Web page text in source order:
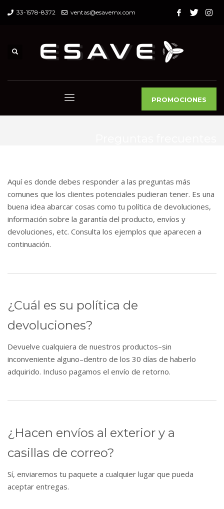
33-1578-8372 ventas@esavemx.com
PROMOCIONES
Aquí es donde debes responder a las preguntas más
comunes que los clientes potenciales pudieran tener. Es una
buena idea abarcar cosas como tu política de devoluciones,
información sobre la garantía del producto, envíos y
devoluciones, etc. Consulta los ejemplos que aparecen a
continuación.
¿Cuál es su política de
devoluciones?
Devuelve cualquiera de nuestros productos–sin
inconveniente alguno–dentro de los 30 días de haberlo
adquirido. Incluso pagamos el envío de retorno.
¿Hacen envíos al exterior y a
casillas de correo?
Sí, enviaremos tu paquete a cualquier lugar que pueda
aceptar entregas.